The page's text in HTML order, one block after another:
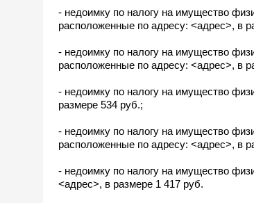
- недоимку по налогу на имущество
расположенные по адресу: <адрес>, в
- недоимку по налогу на имущество
расположенные по адресу: <адрес>, в
- недоимку по налогу на имущество
размере 534 руб.;
- недоимку по налогу на имущество
расположенные по адресу: <адрес>, в
- недоимку по налогу на имущество
<адрес>, в размере 1 417 руб.